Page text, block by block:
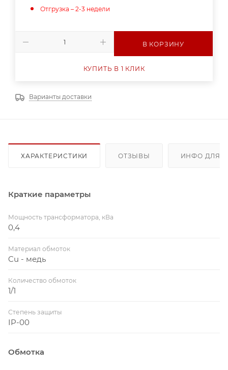
Отгрузка – 2-3 недели
В КОРЗИНУ
КУПИТЬ В 1 КЛИК
Варианты доставки
ХАРАКТЕРИСТИКИ ОТЗЫВЫ ИНФО ДЛЯ
Краткие параметры
Мощность трансформатора, кВа
0,4
Материал обмоток
Cu - медь
Количество обмоток
1/1
Степень защиты
IP-00
Обмотка